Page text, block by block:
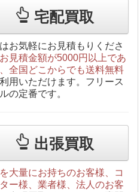
宅配買取
お気軽にお見積もりくださ
お見積金額が5000円以上であ
全国どこからでも送料無料
用いただけます。フリース
の定番です。
出張買取
大量にお持ちのお客様、コ
ー様、業者様、法人のお客